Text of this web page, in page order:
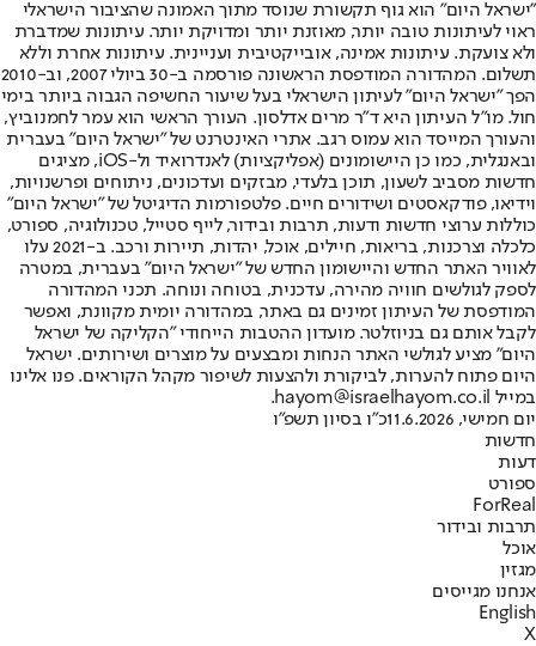
"ישראל היום" הוא גוף תקשורת שנוסד מתוך האמונה שהציבור הישראלי
ראוי לעיתונות טובה יותר, מאוזנת יותר ומדויקת יותר. עיתונות שמדברת
ולא צועקת. עיתונות אמינה, אובייקטיבית ועניינית. עיתונות אחרת וללא
תשלום. המהדורה המודפסת הראשונה פורסמה ב-30 ביולי 2007, וב-2010
הפך "ישראל היום" לעיתון הישראלי בעל שיעור החשיפה הגבוה ביותר בימי
חול. מו"ל העיתון היא ד"ר מרים אדלסון. העורך הראשי הוא עמר לחמנוביץ,
והעורך המייסד הוא עמוס רגב. אתרי האינטרנט של "ישראל היום" בעברית
ובאנגלית, כמו כן היישומונים (אפליקציות) לאנדרואיד ול-iOS, מציגים
חדשות מסביב לשעון, תוכן בלעדי, מבזקים ועדכונים, ניתוחים ופרשנויות,
וידיאו, פודקאסטים ושידורים חיים. פלטפורמות הדיגיטל של "ישראל היום"
כוללות ערוצי חדשות ודעות, תרבות ובידור, לייף סטייל, טכנולוגיה, ספורט,
כלכלה וצרכנות, בריאות, חיילים, אוכל, יהדות, תיירות ורכב. ב-2021 עלו
לאוויר האתר החדש והיישומון החדש של "ישראל היום" בעברית, במטרה
לספק לגולשים חוויה מהירה, עדכנית, בטוחה ונוחה. תכני המהדורה
המודפסת של העיתון זמינים גם באתר, במהדורה יומית מקוונת, ואפשר
לקבל אותם גם בניוזלטר. מועדון ההטבות הייחודי "הקליקה של ישראל
היום" מציע לגולשי האתר הנחות ומבצעים על מוצרים ושירותים. ישראל
היום פתוח להערות, לביקורת ולהצעות לשיפור מקהל הקוראים. פנו אלינו
במייל hayom@israelhayom.co.il.
יום חמישי, 11.6.2026
כ"ו בסיון תשפ"ו
חדשות
דעות
ספורט
ForReal
תרבות ובידור
אוכל
מגזין
אנחנו מגייסים
English
X